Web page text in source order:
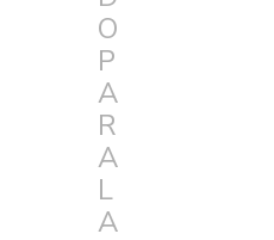
O
P
A
R
A
L
A